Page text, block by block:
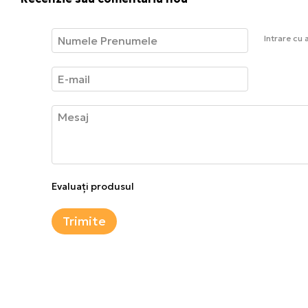
Intrare cu
Evaluați produsul
Trimite